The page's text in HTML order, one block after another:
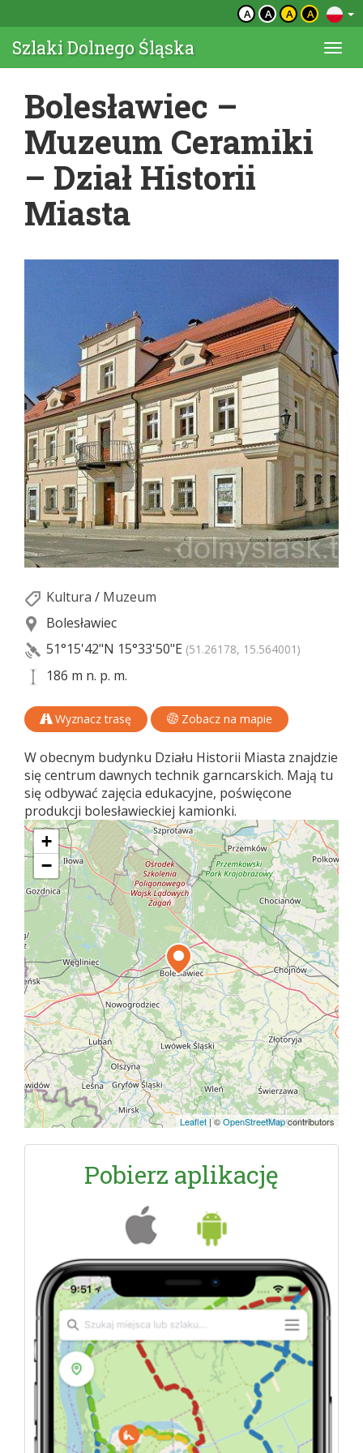
A A A A
Szlaki Dolnego Śląska
Bolesławiec –
Muzeum Ceramiki
– Dział Historii
Miasta
Kultura / Muzeum
Bolesławiec
51°15'42"N 15°33'50"E (51.26178, 15.564001)
186 m n. p. m.
Wyznacz trasę Zobacz na mapie
W obecnym budynku Działu Historii Miasta znajdzie
się centrum dawnych technik garncarskich. Mają tu
się odbywać zajęcia edukacyjne, poświęcone
produkcji bolesławieckiej kamionki.
+
−
Leaflet |©OpenStreetMapcontributors
Pobierz aplikację